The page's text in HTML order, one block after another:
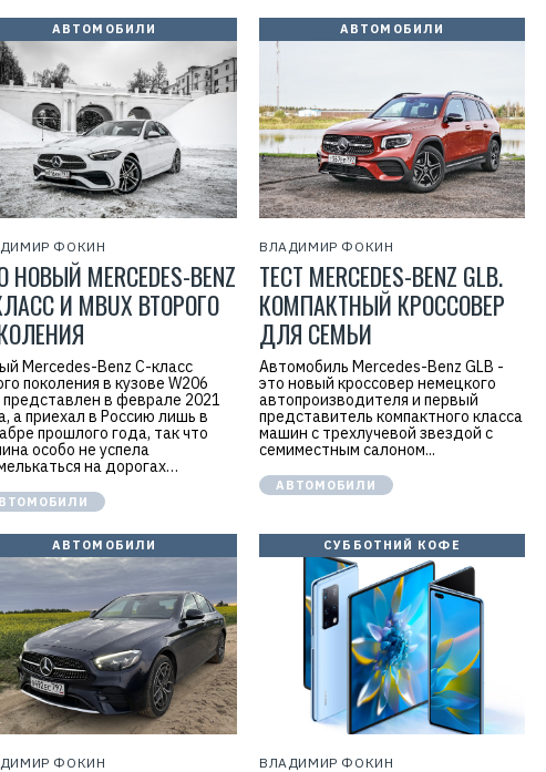
АВТОМОБИЛИ
ФОКИН
НОВЫЙ MERCEDES-BENZ
И MBUX ВТОРОГО
Mercedes-Benz C-класс
поколения в кузове W206
в феврале 2021
а приехал в Россию лишь в
прошлого года, так что
особо не успела
на дорогах…
АВТОМОБИЛИ
ВЛАДИМИР ФОКИН
ТЕСТ MERCEDES-BENZ GLB.
КОМПАКТНЫЙ КРОССОВЕР
ДЛЯ СЕМЬИ
Автомобиль Mercedes-Benz GLB -
это новый кроссовер немецкого
автопроизводителя и первый
представитель компактного класса
машин с трехлучевой звездой с
семиместным салоном...
АВТОМОБИЛИ
АВТОМОБИЛИ
ФОКИН
СУББОТНИЙ КОФЕ
ВЛАДИМИР ФОКИН